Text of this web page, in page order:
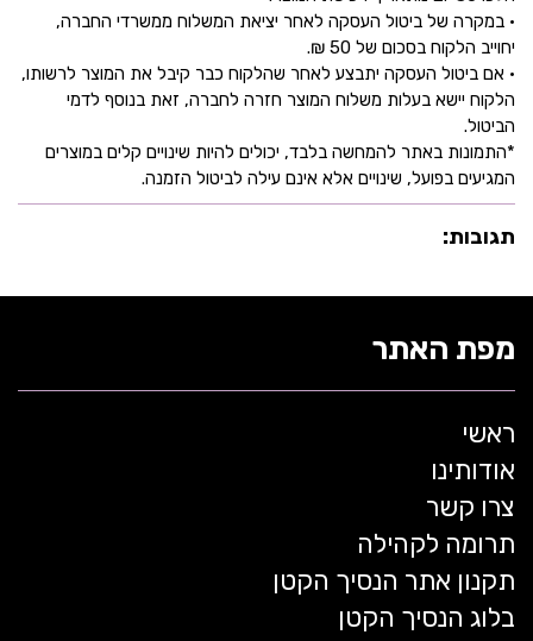
• במקרה של ביטול העסקה לאחר יציאת המשלוח ממשרדי החברה,
יחוייב הלקוח בסכום של 50 ₪.
• אם ביטול העסקה יתבצע לאחר שהלקוח כבר קיבל את המוצר לרשותו,
הלקוח יישא בעלות משלוח המוצר חזרה לחברה, זאת בנוסף לדמי
הביטול.
*התמונות באתר להמחשה בלבד, יכולים להיות שינויים קלים במוצרים
המגיעים בפועל, שינויים אלא אינם עילה לביטול הזמנה.
תגובות:
מפת האתר
ראשי
אודותינו
צרו קשר
תרומה לקהילה
תקנון אתר הנסיך הקטן
בלוג הנסיך הקטן